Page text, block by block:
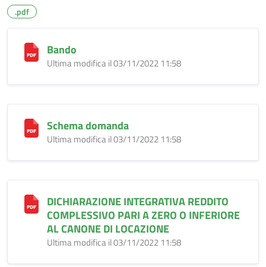
.pdf
Bando
Ultima modifica il 03/11/2022 11:58
Schema domanda
Ultima modifica il 03/11/2022 11:58
DICHIARAZIONE INTEGRATIVA REDDITO
COMPLESSIVO PARI A ZERO O INFERIORE
AL CANONE DI LOCAZIONE
Ultima modifica il 03/11/2022 11:58